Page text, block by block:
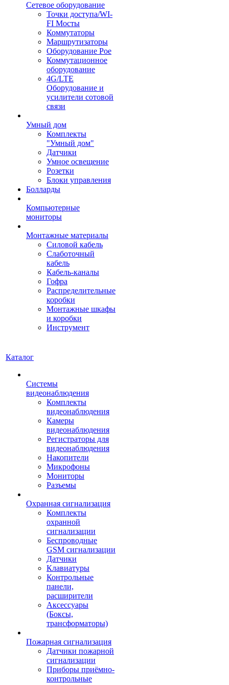
Сетевое оборудование
Точки доступа/WI-
FI Мосты
Коммутаторы
Маршрутизаторы
Оборудование Poe
Коммутационное
оборудование
4G/LTE
Оборудование и
усилители сотовой
связи
Умный дом
Комплекты
"Умный дом"
Датчики
Умное освещение
Розетки
Блоки управления
Болларды
Компьютерные
мониторы
Монтажные материалы
Силовой кабель
Слаботочный
кабель
Кабель-каналы
Гофра
Распределительные
коробки
Монтажные шкафы
и коробки
Инструмент
Каталог
Системы
видеонаблюдения
Комплекты
видеонаблюдения
Камеры
видеонаблюдения
Регистраторы для
видеонаблюдения
Накопители
Микрофоны
Мониторы
Разъемы
Охранная сигнализация
Комплекты
охранной
сигнализации
Беспроводные
GSM сигнализации
Датчики
Клавиатуры
Контрольные
панели,
расширители
Аксессуары
(Боксы,
трансформаторы)
Пожарная сигнализация
Датчики пожарной
сигнализации
Приборы приёмно-
контрольные